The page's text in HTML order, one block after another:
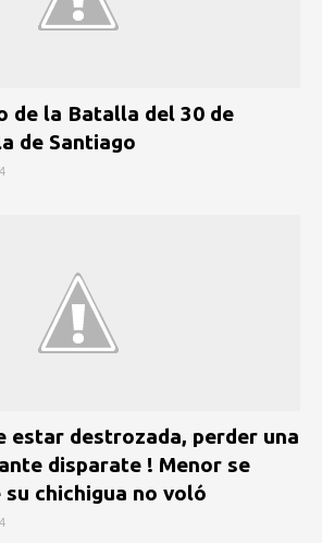
de la Batalla del 30 de
de Santiago
estar destrozada, perder una
disparate ! Menor se
chichigua no voló